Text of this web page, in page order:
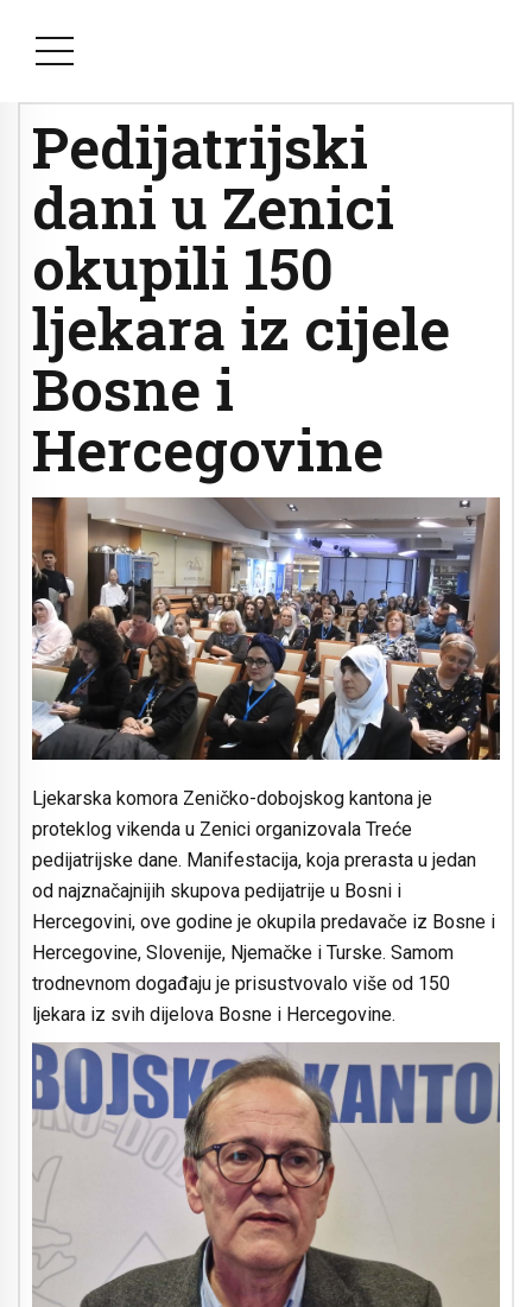
Pedijatrijski
dani u Zenici
okupili 150
ljekara iz cijele
Bosne i
Hercegovine
Ljekarska komora Zeničko-dobojskog kantona je
proteklog vikenda u Zenici organizovala Treće
pedijatrijske dane. Manifestacija, koja prerasta u jedan
od najznačajnijih skupova pedijatrije u Bosni i
Hercegovini, ove godine je okupila predavače iz Bosne i
Hercegovine, Slovenije, Njemačke i Turske. Samom
trodnevnom događaju je prisustvovalo više od 150
ljekara iz svih dijelova Bosne i Hercegovine.